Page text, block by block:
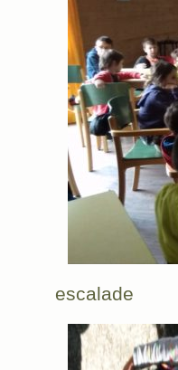
escalade